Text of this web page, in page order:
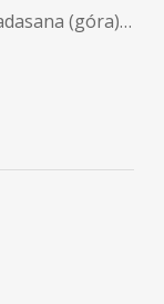
(góra)…